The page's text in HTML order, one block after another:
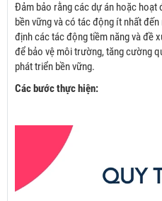
Đảm bảo rằng các dự án hoặc
bền vững và có tác động ít nhất
định các tác động tiềm năng và đề
để bảo vệ môi trường, tăng cường
phát triển bền vững.
Các bước thực hiện: